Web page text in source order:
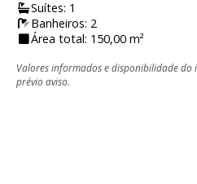
Suítes: 1
Banheiros: 2
Área total: 150,00 m²
Valores informados e disponibilidade do
prévio aviso.